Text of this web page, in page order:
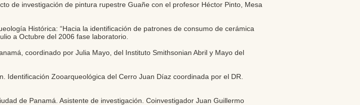
de investigación de pintura rupestre Guañe con el profesor Héctor Pinto, Mesa
Histórica: “Hacia la identificación de patrones de consumo de cerámica
a Octubre del 2006 fase laboratorio.
coordinado por Julia Mayo, del Instituto Smithsonian Abril y Mayo del
Identificación Zooarqueológica del Cerro Juan Díaz coordinada por el DR.
de Panamá. Asistente de investigación. Coinvestigador Juan Guillermo